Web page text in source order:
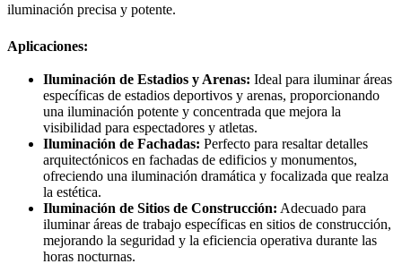
iluminación precisa y potente.
Aplicaciones:
Iluminación de Estadios y Arenas: Ideal para iluminar áreas
específicas de estadios deportivos y arenas, proporcionando
una iluminación potente y concentrada que mejora la
visibilidad para espectadores y atletas.
Iluminación de Fachadas: Perfecto para resaltar detalles
arquitectónicos en fachadas de edificios y monumentos,
ofreciendo una iluminación dramática y focalizada que realza
la estética.
Iluminación de Sitios de Construcción: Adecuado para
iluminar áreas de trabajo específicas en sitios de construcción,
mejorando la seguridad y la eficiencia operativa durante las
horas nocturnas.